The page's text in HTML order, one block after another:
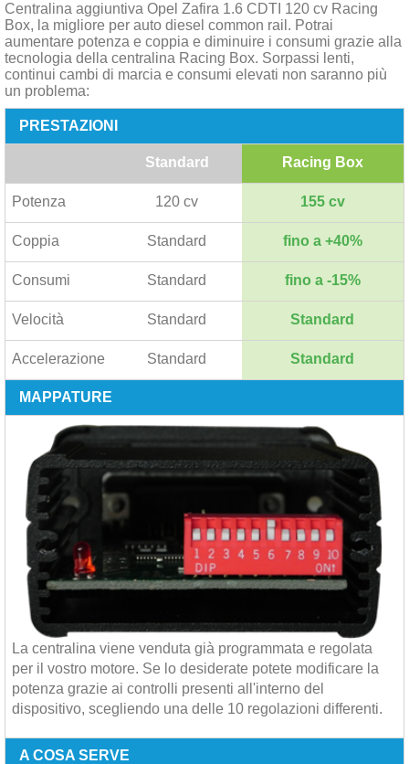
Centralina aggiuntiva Opel Zafira 1.6 CDTI 120 cv Racing
Box, la migliore per auto diesel common rail. Potrai
aumentare potenza e coppia e diminuire i consumi grazie alla
tecnologia della centralina Racing Box. Sorpassi lenti,
continui cambi di marcia e consumi elevati non saranno più
un problema:
PRESTAZIONI
Standard Racing Box
Potenza 120 cv 155 cv
Coppia Standard fino a +40%
Consumi Standard fino a -15%
Velocità Standard Standard
Accelerazione Standard Standard
MAPPATURE
La centralina viene venduta già programmata e regolata
per il vostro motore. Se lo desiderate potete modificare la
potenza grazie ai controlli presenti all'interno del
dispositivo, scegliendo una delle 10 regolazioni differenti.
A COSA SERVE